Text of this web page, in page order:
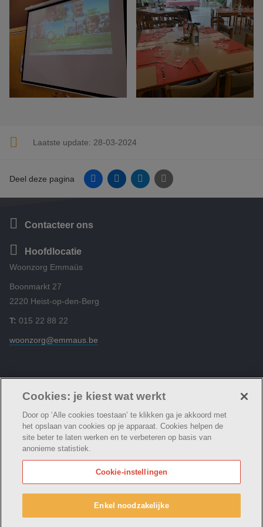
Laatste update: 28-03-2024
Deel deze pagina FacebookLinkedinTwitter E-mail
Contacteer ons
Hoofdlocatie
Woonzorg Emmaüs
Boonmarkt 27
2220 Heist-op-den-Berg
T: 015 22 88 22
woonzorg@emmaus.be
© Woonzorg Emmaüs
Cookie verklaring
Privacybeleid
Webtoegankelijkheidsverklaring
Woonzorg Emmaüs maakt deel uit van
Maatschappelijke zetel Edgard Tinellaan 1c, 2800
Cookies: je kiest wat werkt
Door op ‘Alle cookies toestaan’ te klikken ga je akkoord met
het opslaan van cookies op je apparaat. Cookies helpen de
site beter te laten werken en te verbeteren op basis van
anonieme statistiek.
Cookie-instellingen
Enkel noodzakelijke